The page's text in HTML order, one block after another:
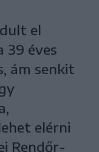
el
39 éves
ám senkit
elérni
Rendőr-